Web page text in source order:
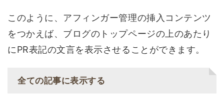
このように、アフィンガー管理の挿入コンテンツ
をつかえば、ブログのトップページの上のあたり
にPR表記の文言を表示させることができます。
全ての記事に表示する